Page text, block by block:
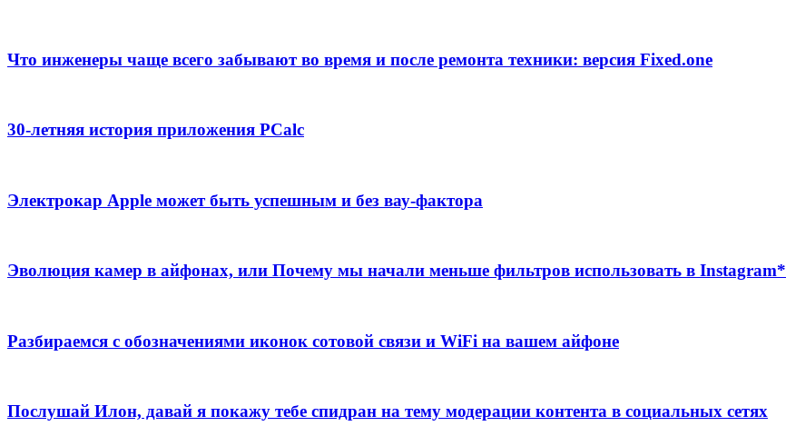
Что инженеры чаще всего забывают во время и после ремонта техники: версия Fixed.one
30-летняя история приложения PCalc
Электрокар Apple может быть успешным и без вау-фактора
Эволюция камер в айфонах, или Почему мы начали меньше фильтров использовать в Instagram*
Разбираемся с обозначениями иконок сотовой связи и WiFi на вашем айфоне
Послушай Илон, давай я покажу тебе спидран на тему модерации контента в социальных сетях